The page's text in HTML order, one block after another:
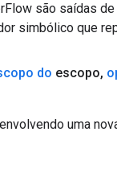
são saídas
simbólico que
do escopo,
uma